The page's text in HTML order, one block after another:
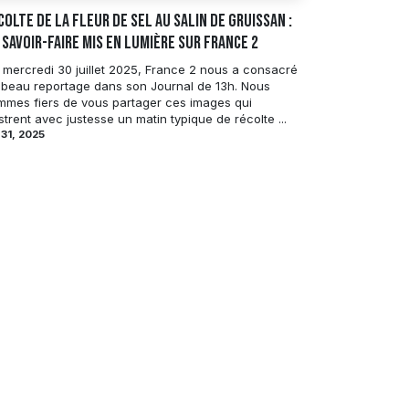
de la fleur de sel au Salin de Gruissan :
faire mis en lumière sur France 2
mercredi 30 juillet 2025, France 2 nous a consacré
reportage dans son Journal de 13h. Nous
fiers de vous partager ces images qui
avec justesse un matin typique de récolte ...
2025